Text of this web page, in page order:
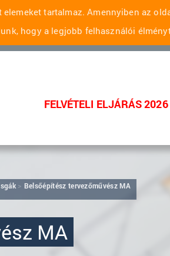
elemeket tartalmaz. Amennyiben az
hogy a legjobb felhasználói
FELVÉTELI ELJÁRÁS 2026
Belsőépítész tervezőművész MA
MA